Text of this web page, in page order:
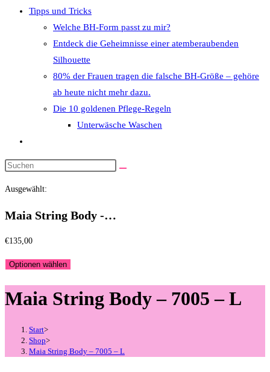
Tipps und Tricks
Welche BH-Form passt zu mir?
Entdeck die Geheimnisse einer atemberaubenden
Silhouette
80% der Frauen tragen die falsche BH-Größe – gehöre
ab heute nicht mehr dazu.
Die 10 goldenen Pflege-Regeln
Unterwäsche Waschen
umschalten
Diese
durchsuchen
Ausgewählt:
Maia String Body -…
€135,00
Optionen wählen
Maia String Body – 7005 – L
Start>
Shop>
Maia String Body – 7005 – L